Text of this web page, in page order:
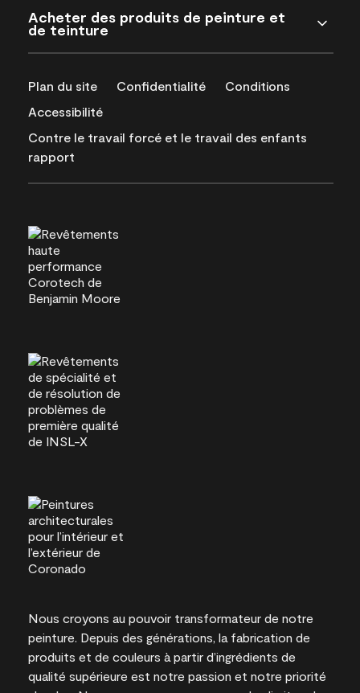
Acheter des produits de peinture et
de teinture
Plan du site Confidentialité
Conditions
Accessibilité
Contre le travail forcé et le travail des enfants
rapport
Nous croyons au pouvoir transformateur de notre
peinture. Depuis des générations, la fabrication de
produits et de couleurs à partir d’ingrédients de
qualité supérieure est notre passion et notre priorité